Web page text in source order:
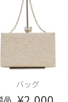
バッグ
品